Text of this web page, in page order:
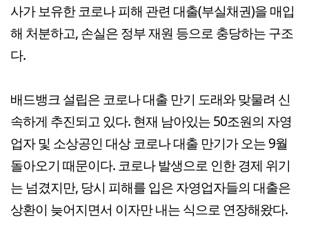
사가 보유한 코로나 피해 관련 대출(부실채권)을 매입
해 처분하고, 손실은 정부 재원 등으로 충당하는 구조
다.
배드뱅크 설립은 코로나 대출 만기 도래와 맞물려 신
속하게 추진되고 있다. 현재 남아있는 50조원의 자영
업자 및 소상공인 대상 코로나 대출 만기가 오는 9월
돌아오기 때문이다. 코로나 발생으로 인한 경제 위기
는 넘겼지만, 당시 피해를 입은 자영업자들의 대출은
상환이 늦어지면서 이자만 내는 식으로 연장해왔다.